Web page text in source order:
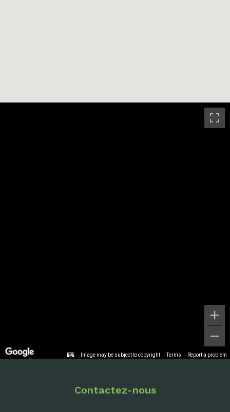
Image may be subject to copyright Terms Report a problem
Contactez-nous